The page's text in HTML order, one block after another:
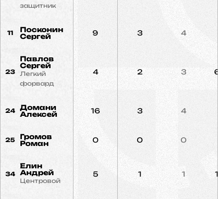
защитник
11
Посконин
Сергей
9 3 4
23
Павлов
Сергей
Легкий
форвард
4 2 3
24
Домани
Алексей
16 3 4
25
Громов
Роман
0 0 0
34
Елин
Андрей
Центровой
5 1 1